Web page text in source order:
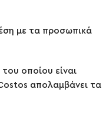
με τα προσωπικά
οποίου είναι
απολαμβάνει τα